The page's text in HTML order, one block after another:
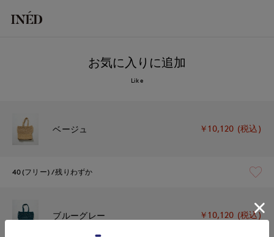
お気に入りに追加
Like
ベージュ ￥10,120 (税込)
40(フリー) 残りわずか
ブルーグレー ￥10,120 (税込)